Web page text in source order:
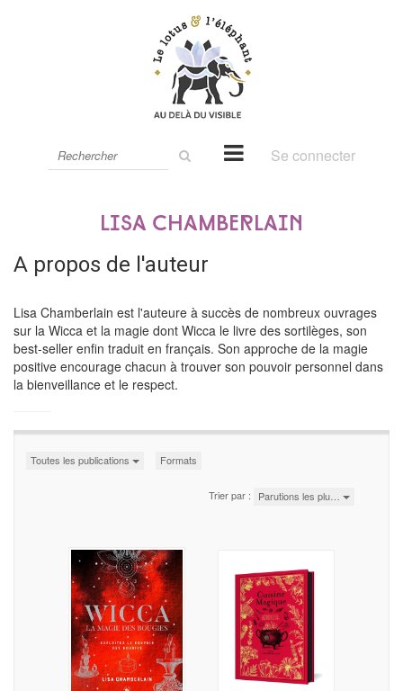
le
Se connecter
Lisa Chamberlain
A propos de l'auteur
Lisa Chamberlain est l'auteure à succès de nombreux ouvrages
sur la Wicca et la magie dont Wicca le livre des sortilèges, son
best-seller enfin traduit en français. Son approche de la magie
positive encourage chacun à trouver son pouvoir personnel dans
la bienveillance et le respect.
Toutes les publications Formats
Trier par : Parutions les plu…